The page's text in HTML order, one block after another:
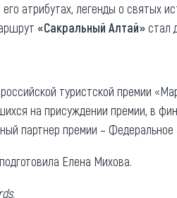
его атрибутах, легенды о святых
«Сакральный Алтай»стал
туристской премии
на присуждении премии, в
партнер премии –
Елена Михова.
.